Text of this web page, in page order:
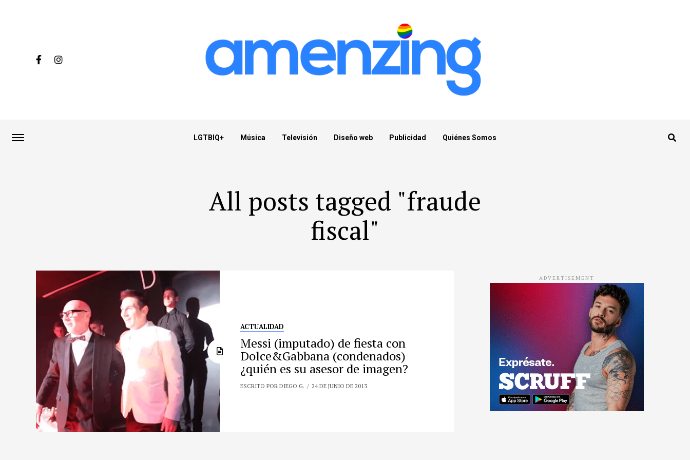
LGTBIQ+ Música Televisión Diseño web Publicidad Quiénes Somos
All posts tagged "fraude
fiscal"
ACTUALIDAD
Messi (imputado) de fiesta con
Dolce&Gabbana (condenados)
¿quién es su asesor de imagen?
ESCRITO POR DIEGO G. 24 DE JUNIO DE 2013
ADVERTISEMENT